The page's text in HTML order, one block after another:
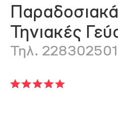
Τηνιακές
Τηλ.